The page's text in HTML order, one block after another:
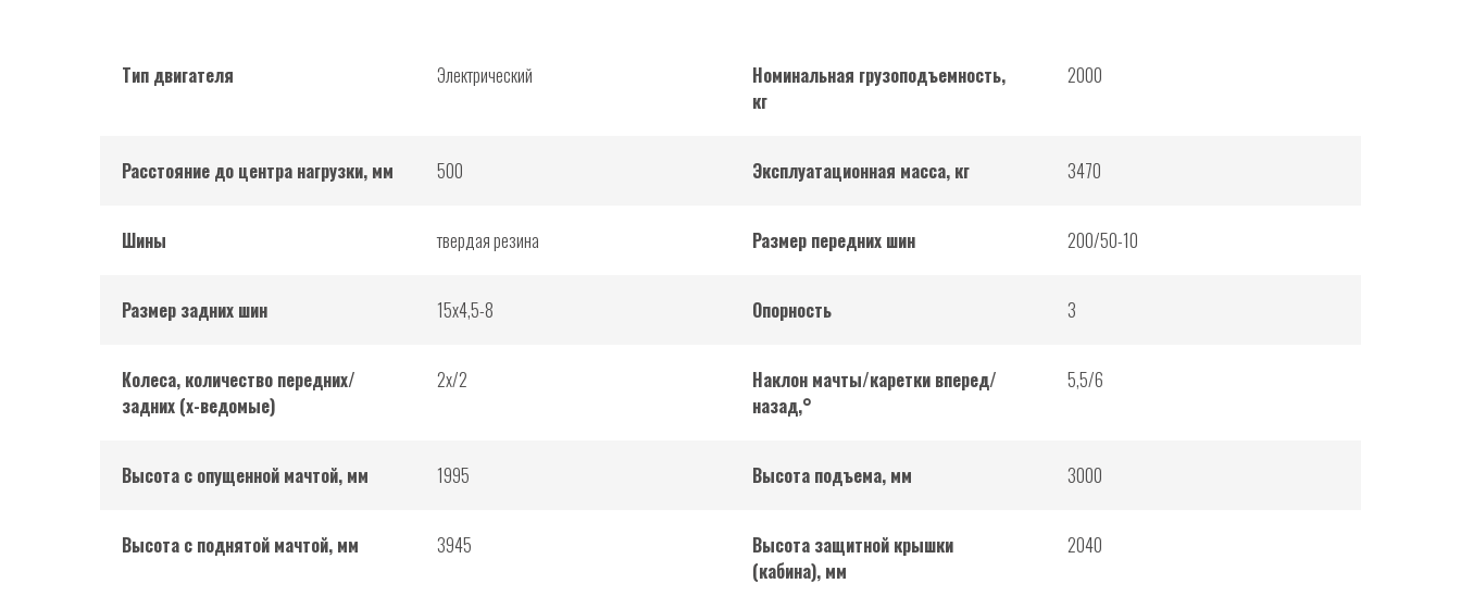
Тип двигателя Электрический
Номинальная грузоподъемность,
кг
2000
Расстояние до центра нагрузки, мм 500 Эксплуатационная масса, кг 3470
Шины твердая резина Размер передних шин 200/50-10
Размер задних шин 15х4,5-8 Опорность 3
Колеса, количество передних/
задних (х-ведомые)
2х/2
Наклон мачты/каретки вперед/
назад,°
5,5/6
Высота с опущенной мачтой, мм 1995 Высота подъема, мм 3000
Высота с поднятой мачтой, мм 3945
Высота защитной крышки
(кабина), мм
2040